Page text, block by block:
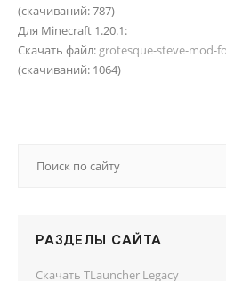
(cкачиваний: 787)
Для Minecraft 1.20.1:
Скачать файл: grotesque-steve-mod-
(cкачиваний: 1064)
РАЗДЕЛЫ САЙТА
Скачать TLauncher Legacy